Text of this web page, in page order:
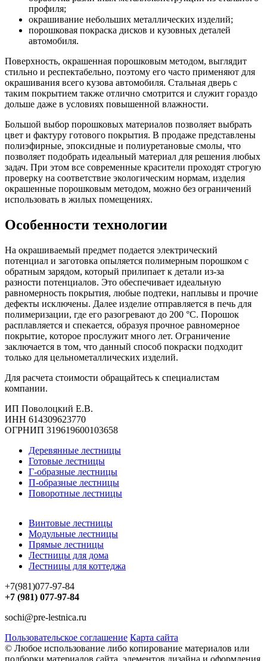
профиля;
окрашивание небольших металлических изделий;
порошковая покраска дисков и кузовных деталей
автомобиля.
Поверхность, окрашенная порошковым методом, выглядит
стильно и респектабельно, поэтому его часто применяют для
окрашивания всего кузова автомобиля. Стальная дверь с
таким покрытием также отлично смотрится и служит гораздо
дольше даже в условиях повышенной влажности.
Большой выбор порошковых материалов позволяет выбрать
цвет и фактуру готового покрытия. В продаже представлены
полиэфирные, эпоксидные и полиуретановые смолы, что
позволяет подобрать идеальный материал для решения любых
задач. При этом все современные красители проходят строгую
проверку на соответствие экологическим нормам, изделия
окрашенные порошковым методом, можно без ограничений
использовать в жилых помещениях.
Особенности технологии
На окрашиваемый предмет подается электрический
потенциал и заготовка опыляется полимерным порошком с
обратным зарядом, который прилипает к детали из-за
разности потенциалов. Это обеспечивает идеальную
равномерность покрытия, любые подтеки, наплывы и прочие
дефекты исключены. Далее изделие отправляется в печь для
полимеризации, где его разогревают до 200 °C. Порошок
расплавляется и спекается, образуя прочное равномерное
покрытие, которое прослужит много лет. Ограничение
заключается в том, что данный способ покраски подходит
только для цельнометаллических изделий.
Для расчета стоимости обращайтесь к специалистам
компании.
ИП Поволоцкий Е.В.
ИНН 614309623770
ОГРНИП 319619600103658
Деревянные лестницы
Готовые лестницы
Г-образные лестницы
П-образные лестницы
Поворотные лестницы
Винтовые лестницы
Модульные лестницы
Прямые лестницы
Лестницы для дома
Лестницы для коттеджа
+7(981)077-97-84
+7 (981) 077-97-84
sochi@pre-lestnica.ru
Пользовательское соглашение Карта сайта
© Любое использование либо копирование материалов или
подборки материалов сайта, элементов дизайна и оформления